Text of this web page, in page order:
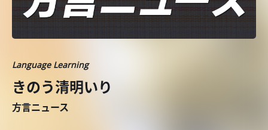
Language Learning
きのう清明いり
方言ニュース